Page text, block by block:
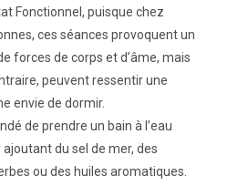
Fonctionnel, puisque chez
ces séances provoquent un
forces de corps et d’âme, mais
peuvent ressentir une
envie de dormir.
de prendre un bain à l’eau
du sel de mer, des
ou des huiles aromatiques.